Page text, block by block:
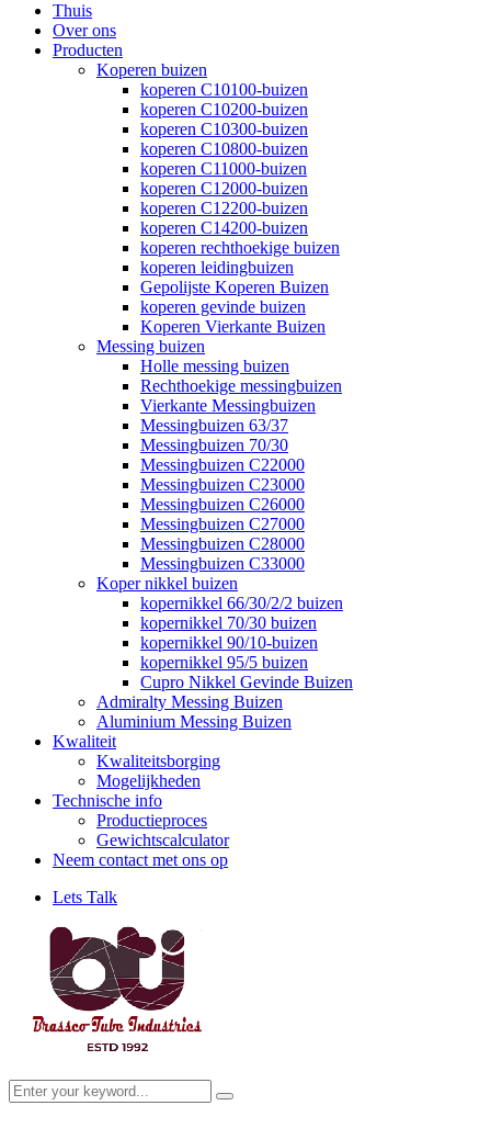
Thuis
Over ons
Producten
Koperen buizen
koperen C10100-buizen
koperen C10200-buizen
koperen C10300-buizen
koperen C10800-buizen
koperen C11000-buizen
koperen C12000-buizen
koperen C12200-buizen
koperen C14200-buizen
koperen rechthoekige buizen
koperen leidingbuizen
Gepolijste Koperen Buizen
koperen gevinde buizen
Koperen Vierkante Buizen
Messing buizen
Holle messing buizen
Rechthoekige messingbuizen
Vierkante Messingbuizen
Messingbuizen 63/37
Messingbuizen 70/30
Messingbuizen C22000
Messingbuizen C23000
Messingbuizen C26000
Messingbuizen C27000
Messingbuizen C28000
Messingbuizen C33000
Koper nikkel buizen
kopernikkel 66/30/2/2 buizen
kopernikkel 70/30 buizen
kopernikkel 90/10-buizen
kopernikkel 95/5 buizen
Cupro Nikkel Gevinde Buizen
Admiralty Messing Buizen
Aluminium Messing Buizen
Kwaliteit
Kwaliteitsborging
Mogelijkheden
Technische info
Productieproces
Gewichtscalculator
Neem contact met ons op
Lets Talk